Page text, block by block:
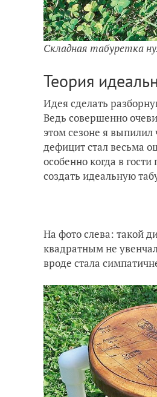
Складная табуретка
Теория
Идея сделать
Ведь совершенно
этом сезоне я выпилил
дефицит стал весьма
особенно когда в
создать идеальную
На фото слева: такой
квадратным не
вроде стала